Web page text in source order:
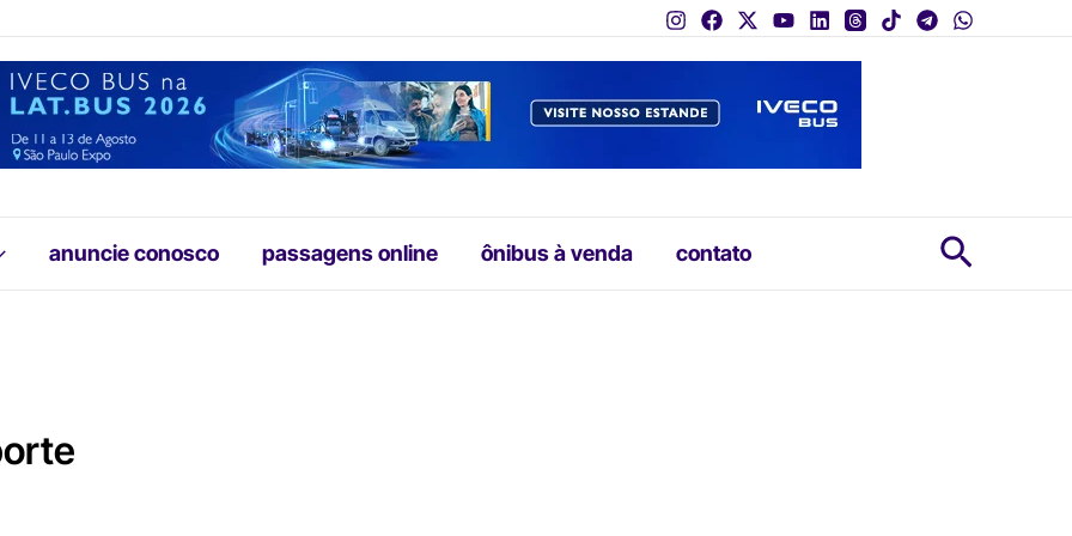
anuncie conosco passagens online ônibus à venda contato